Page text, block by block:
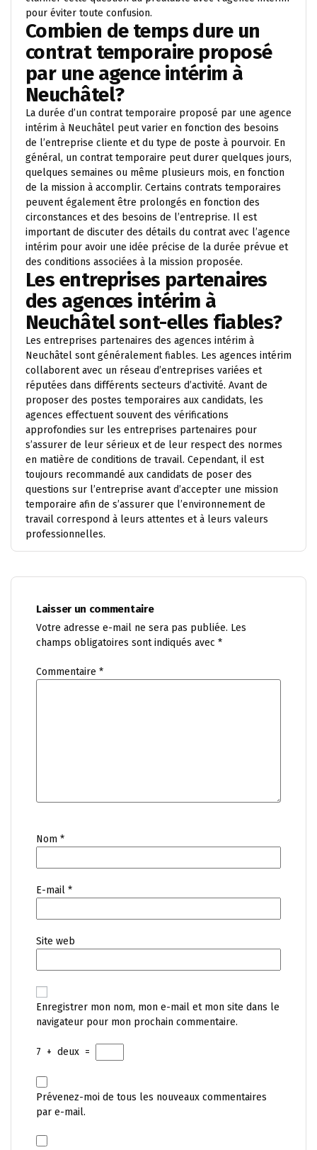
pour éviter toute confusion.
Combien de temps dure un
contrat temporaire proposé
par une agence intérim à
Neuchâtel?
La durée d’un contrat temporaire proposé par une agence
intérim à Neuchâtel peut varier en fonction des besoins
de l’entreprise cliente et du type de poste à pourvoir. En
général, un contrat temporaire peut durer quelques jours,
quelques semaines ou même plusieurs mois, en fonction
de la mission à accomplir. Certains contrats temporaires
peuvent également être prolongés en fonction des
circonstances et des besoins de l’entreprise. Il est
important de discuter des détails du contrat avec l’agence
intérim pour avoir une idée précise de la durée prévue et
des conditions associées à la mission proposée.
Les entreprises partenaires
des agences intérim à
Neuchâtel sont-elles fiables?
Les entreprises partenaires des agences intérim à
Neuchâtel sont généralement fiables. Les agences intérim
collaborent avec un réseau d’entreprises variées et
réputées dans différents secteurs d’activité. Avant de
proposer des postes temporaires aux candidats, les
agences effectuent souvent des vérifications
approfondies sur les entreprises partenaires pour
s’assurer de leur sérieux et de leur respect des normes
en matière de conditions de travail. Cependant, il est
toujours recommandé aux candidats de poser des
questions sur l’entreprise avant d’accepter une mission
temporaire afin de s’assurer que l’environnement de
travail correspond à leurs attentes et à leurs valeurs
professionnelles.
Laisser un commentaire
Votre adresse e-mail ne sera pas publiée. Les
champs obligatoires sont indiqués avec *
Commentaire *
Nom *
E-mail *
Site web
Enregistrer mon nom, mon e-mail et mon site dans le
navigateur pour mon prochain commentaire.
7 + deux =
Prévenez-moi de tous les nouveaux commentaires
par e-mail.